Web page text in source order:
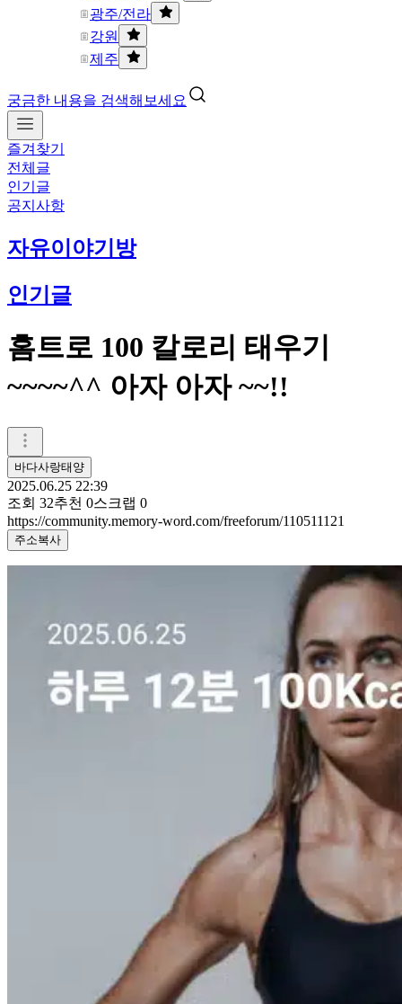
광주/전라
강원
제주
궁금한 내용을 검색해보세요
즐겨찾기
전체글
인기글
공지사항
자유이야기방
인기글
홈트로 100 칼로리 태우기
~~~~^^ 아자 아자 ~~!!
바다사랑태양
2025.06.25 22:39
조회 32추천 0스크랩 0
https://community.memory-word.com/freeforum/110511121
주소복사